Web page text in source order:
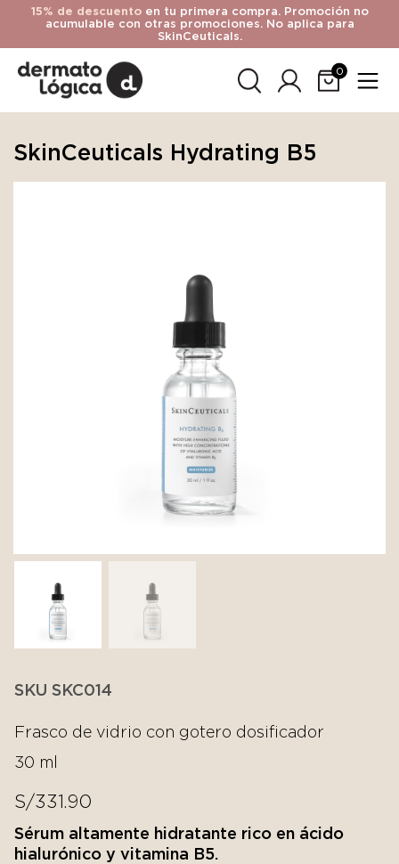
15% de descuentoen tu primera compra. Promoción no
acumulable con otras promociones. No aplica para
SkinCeuticals.
0
SkinCeuticals Hydrating B5
SKU SKC014
Frasco de vidrio con gotero dosificador
30 ml
S/331.90
Sérum altamente hidratante rico en ácido
hialurónico y vitamina B5.